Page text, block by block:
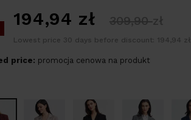
194,94 zł 309,90zł
Lowest price 30 days before discount: 194,94 zł
price: promocja cenowa na produkt